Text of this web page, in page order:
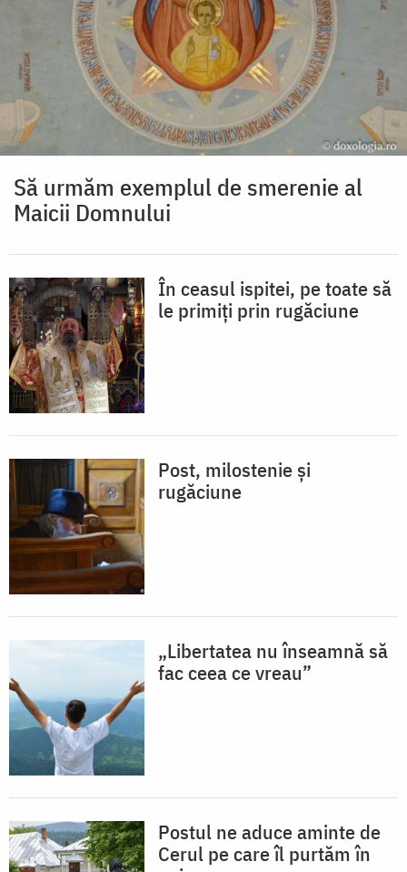
Să urmăm exemplul de smerenie al
Maicii Domnului
În ceasul ispitei, pe toate să
le primiți prin rugăciune
Post, milostenie și
rugăciune
„Libertatea nu înseamnă să
fac ceea ce vreau”
Postul ne aduce aminte de
Cerul pe care îl purtăm în